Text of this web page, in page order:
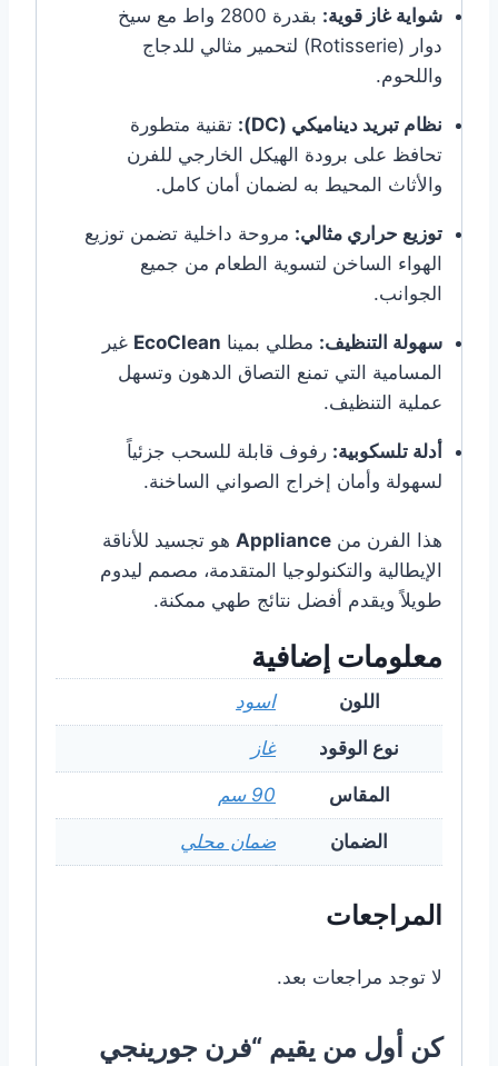
شواية غاز قوية:
بقدرة 2800 واط مع سيخ
دوار (Rotisserie) لتحمير مثالي للدجاج
واللحوم.
نظام تبريد ديناميكي (DC):
تقنية متطورة
تحافظ على برودة الهيكل الخارجي للفرن
والأثاث المحيط به لضمان أمان كامل.
توزيع حراري مثالي: مروحة داخلية تضمن توزيع
الهواء الساخن لتسوية الطعام من جميع
الجوانب.
سهولة التنظيف: مطلي بمينا EcoClean غير
المسامية التي تمنع التصاق الدهون وتسهل
عملية التنظيف.
أدلة تلسكوبية: رفوف قابلة للسحب جزئياً
لسهولة وأمان إخراج الصواني الساخنة.
هذا الفرن من Appliance هو تجسيد للأناقة
الإيطالية والتكنولوجيا المتقدمة، مصمم ليدوم
طويلاً ويقدم أفضل نتائج طهي ممكنة.
معلومات إضافية
اللون اسود
نوع الوقود غاز
المقاس 90 سم
الضمان ضمان محلي
المراجعات
لا توجد مراجعات بعد.
كن أول من يقيم “فرن جورينجي